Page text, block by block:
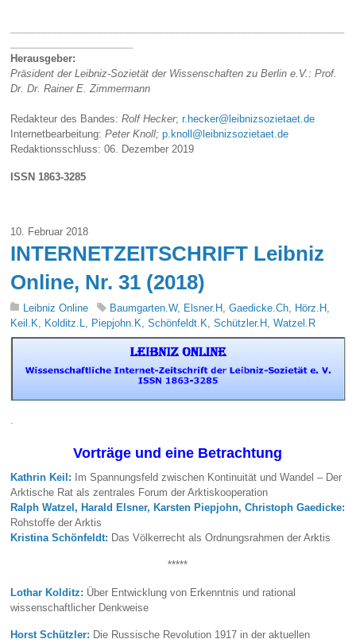
Herausgeber:
Präsident der Leibniz-Sozietät der Wissenschaften zu Berlin e.V.: Prof.
Dr. Dr. Rainer E. Zimmermann
Redakteur des Bandes:Rolf Hecker;r.hecker@leibnizsozietaet.de
Internetbearbeitung:Peter Knoll;p.knoll@leibnizsozietaet.de
Redaktionsschluss: 06. Dezember 2019
ISSN 1863-3285
10. Februar 2018
INTERNETZEITSCHRIFT Leibniz
Online, Nr. 31 (2018)
Leibniz Online Baumgarten.W, Elsner.H ,Gaedicke.Ch Hörz.H
Keil.K
Kolditz.L Piepjohn.K ,Schönfeldt.K ,Schützler.H ,Watzel.R
.
Vorträge und eine Betrachtung
Kathrin Keil: Im Spannungsfeld zwischen Kontinuität und Wandel – Der
Arktische Rat als zentrales Forum der Arktiskooperation
Ralph Watzel, Harald Elsner, Karsten Piepjohn, Christoph Gaedicke:
Rohstoffe der Arktis
Kristina Schönfeldt: Das Völkerrecht als Ordnungsrahmen der Arktis
*****
Lothar Kolditz: Über Entwicklung von Erkenntnis und rational
wissenschaftlicher Denkweise
Horst Schützler: Die Russische Revolution 1917 in der aktuellen